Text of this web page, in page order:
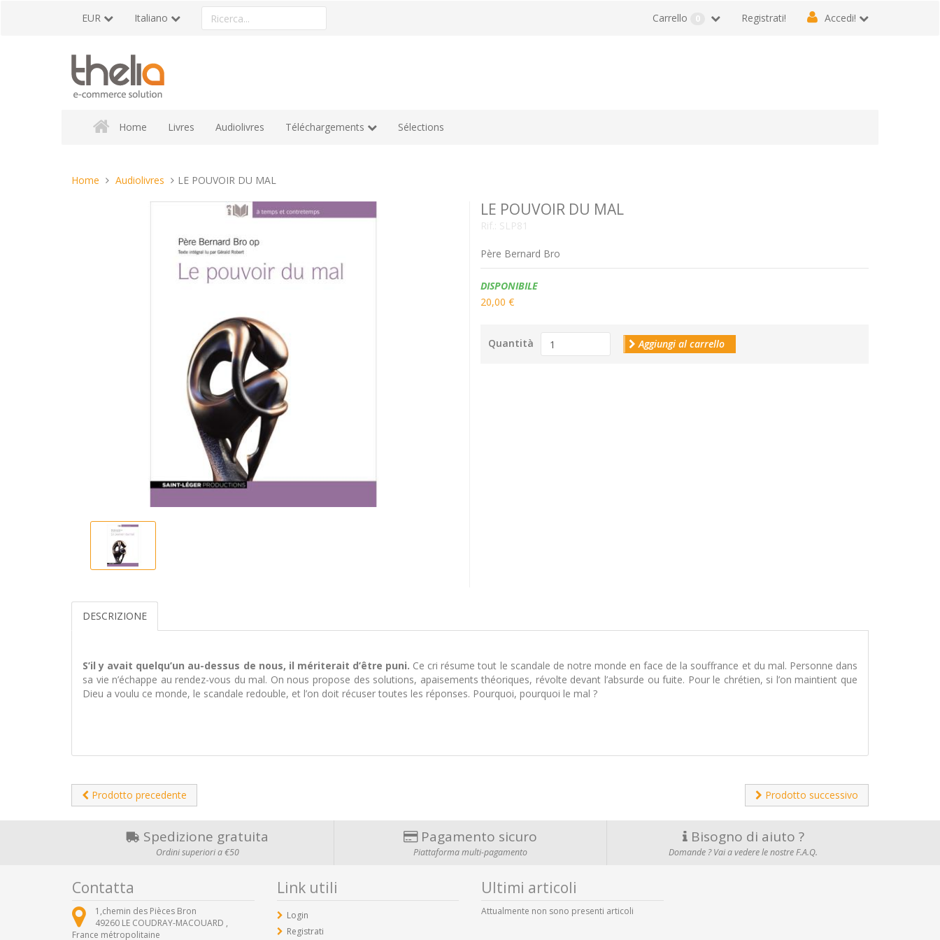
EUR Italiano
Ricerca
un
Registrati! Accedi!
Carrello 0
Home Livres Audiolivres Téléchargements Sélections
Tu
Home Audiolivres LE POUVOIR DU MAL
LE POUVOIR DU MAL
Rif.: SLP81
Père Bernard Bro
Disponibilità:
DISPONIBILE
20,00 €
Quantità Aggiungi al carrello
DESCRIZIONE
S’il y avait quelqu’un au-dessus de nous, il mériterait d’être puni. Ce cri résume tout le scandale de notre monde en face de la souffrance et du mal. Personne dans
sa vie n’échappe au rendez-vous du mal. On nous propose des solutions, apaisements théoriques, révolte devant l’absurde ou fuite. Pour le chrétien, si l’on maintient que
Dieu a voulu ce monde, le scandale redouble, et l’on doit récuser toutes les réponses. Pourquoi, pourquoi le mal ?
Prodotto precedente Prodotto successivo
Spedizione gratuita
Ordini superiori a €50
Pagamento sicuro
Piattaforma multi-pagamento
Bisogno di aiuto ?
Domande ? Vai a vedere le nostre F.A.Q.
Contatta
1,chemin des Pièces Bron
49260 LE COUDRAY-MACOUARD ,
France métropolitaine
Link utili
Login
Registrati
Ultimi articoli
Attualmente non sono presenti articoli